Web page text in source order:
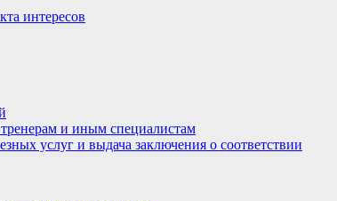
интересов
и иным специалистам
услуг и выдача заключения о соответствии